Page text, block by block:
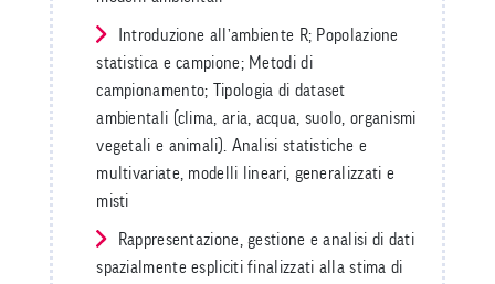
Introduzione all’ambiente R; Popolazione
statistica e campione; Metodi di
campionamento; Tipologia di dataset
ambientali (clima, aria, acqua, suolo, organismi
vegetali e animali). Analisi statistiche e
multivariate, modelli lineari, generalizzati e
misti
Rappresentazione, gestione e analisi di dati
spazialmente espliciti finalizzati alla stima di